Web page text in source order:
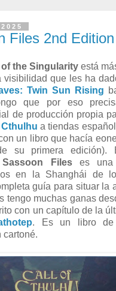
Files 2nd Edition
the Singularity está
visibilidad que les ha
Twin Sun Rising
que por eso
de producción propia
Cthulhu a tiendas
un libro que hacía
su primera edición).
Fileses una
en la Shanghái de
guía para situar la
tengo muchas ganas
con un capítulo de la
. Es un libro de
cartoné.